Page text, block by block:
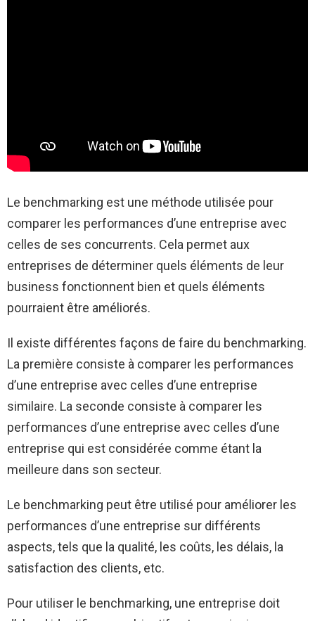
Le benchmarking est une méthode utilisée pour
comparer les performances d’une entreprise avec
celles de ses concurrents. Cela permet aux
entreprises de déterminer quels éléments de leur
business fonctionnent bien et quels éléments
pourraient être améliorés.
Il existe différentes façons de faire du benchmarking.
La première consiste à comparer les performances
d’une entreprise avec celles d’une entreprise
similaire. La seconde consiste à comparer les
performances d’une entreprise avec celles d’une
entreprise qui est considérée comme étant la
meilleure dans son secteur.
Le benchmarking peut être utilisé pour améliorer les
performances d’une entreprise sur différents
aspects, tels que la qualité, les coûts, les délais, la
satisfaction des clients, etc.
Pour utiliser le benchmarking, une entreprise doit